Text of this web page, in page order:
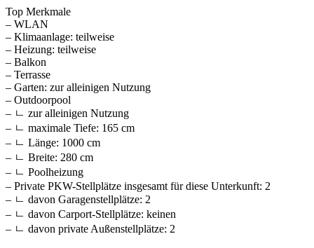
Top Merkmale
– WLAN
– Klimaanlage: teilweise
– Heizung: teilweise
– Balkon
– Terrasse
– Garten: zur alleinigen Nutzung
– Outdoorpool
– ㄴ zur alleinigen Nutzung
– ㄴ maximale Tiefe: 165 cm
– ㄴ Länge: 1000 cm
– ㄴ Breite: 280 cm
– ㄴ Poolheizung
– Private PKW-Stellplätze insgesamt für diese Unterkunft: 2
– ㄴ davon Garagenstellplätze: 2
– ㄴ davon Carport-Stellplätze: keinen
– ㄴ davon private Außen­stellplätze: 2